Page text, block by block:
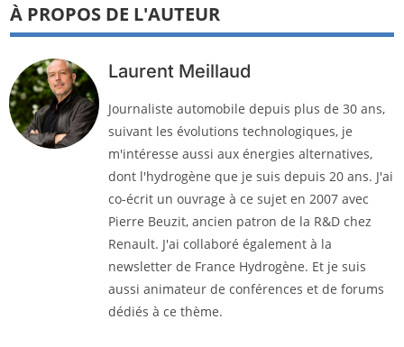
À PROPOS DE L'AUTEUR
Laurent Meillaud
Journaliste automobile depuis plus de 30 ans,
suivant les évolutions technologiques, je
m'intéresse aussi aux énergies alternatives,
dont l'hydrogène que je suis depuis 20 ans. J'ai
co-écrit un ouvrage à ce sujet en 2007 avec
Pierre Beuzit, ancien patron de la R&D chez
Renault. J'ai collaboré également à la
newsletter de France Hydrogène. Et je suis
aussi animateur de conférences et de forums
dédiés à ce thème.